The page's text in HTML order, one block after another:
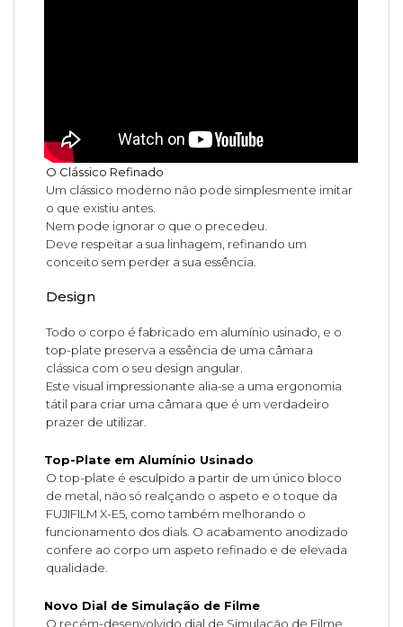
O Clássico Refinado
Um clássico moderno não pode simplesmente imitar
o que existiu antes.
Nem pode ignorar o que o precedeu.
Deve respeitar a sua linhagem, refinando um
conceito sem perder a sua essência.
Design
Todo o corpo é fabricado em alumínio usinado, e o
top-plate preserva a essência de uma câmara
clássica com o seu design angular.
Este visual impressionante alia-se a uma ergonomia
tátil para criar uma câmara que é um verdadeiro
prazer de utilizar.
Top-Plate em Alumínio Usinado
O top-plate é esculpido a partir de um único bloco
de metal, não só realçando o aspeto e o toque da
FUJIFILM X-E5, como também melhorando o
funcionamento dos dials. O acabamento anodizado
confere ao corpo um aspeto refinado e de elevada
qualidade.
Novo Dial de Simulação de Filme
O recém-desenvolvido dial de Simulação de Filme